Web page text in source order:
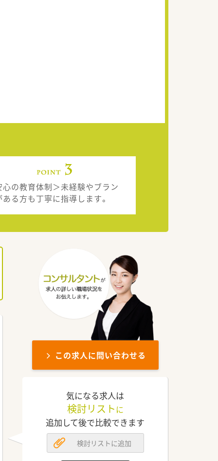
心の教育体制＞未経験やブラン
ある方も丁寧に指導します。
この求人に問い合わせる
気になる求人は
検討リスト に
追加して後で比較できます
検討リストに追加